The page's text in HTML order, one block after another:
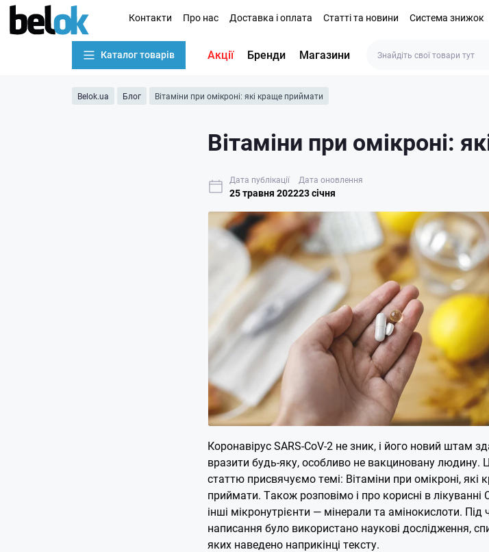
Контакти Про нас Доставка і оплата Статті та новини Система знижок
Каталог товарів Акції Бренди Магазини
Belok.ua Блог Вітаміни при омікроні: які краще приймати
Вітаміни при омікроні:
Дата публікації
25 травня 2022
Дата оновлення
23 cічня
Коронавірус SARS-CoV-2 не зник, і його новий штам
вразити будь-яку, особливо не вакциновану людину.
статтю присвячуємо темі: Вітаміни при омікроні, які
приймати. Також розповімо і про корисні в лікуванні
інші мікронутрієнти — мінерали та амінокислоти. Під
написання було використано наукові дослідження,
яких наведено наприкінці тексту.